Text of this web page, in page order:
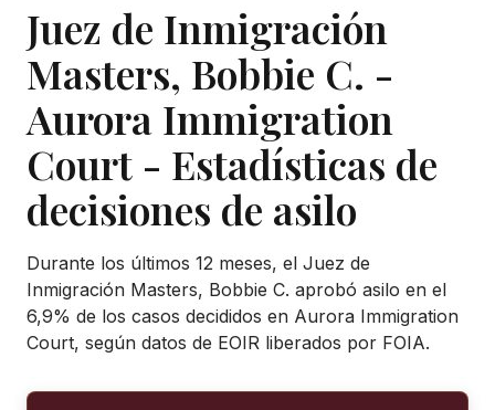
Juez de Inmigración
Masters, Bobbie C. -
Aurora Immigration
Court - Estadísticas de
decisiones de asilo
Durante los últimos 12 meses, el Juez de
Inmigración Masters, Bobbie C. aprobó asilo en el
6,9% de los casos decididos en Aurora Immigration
Court, según datos de EOIR liberados por FOIA.